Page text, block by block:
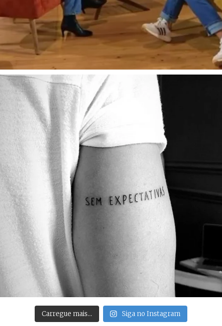
Carregue mais… Siga no Instagram